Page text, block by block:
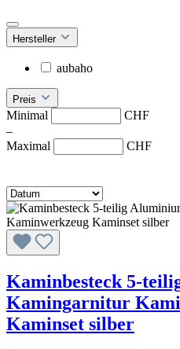
Hersteller
aubaho
Preis
Minimal
CHF
–
Maximal
CHF
Kaminbesteck 5-
Kamingarnitur
Kaminset silber